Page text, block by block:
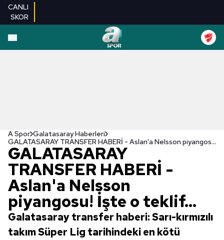
CANLI
SKOR
A Spor Galatasaray Haberleri
GALATASARAY TRANSFER HABERİ - Aslan'a Nelsson piyangosu! İşte o teklif...
GALATASARAY
TRANSFER HABERİ -
Aslan'a Nelsson
piyangosu! İşte o teklif...
Galatasaray transfer haberi: Sarı-kırmızılı
takım Süper Lig tarihindeki en kötü